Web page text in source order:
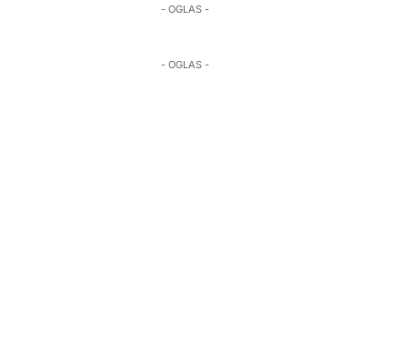
- OGLAS -
- OGLAS -